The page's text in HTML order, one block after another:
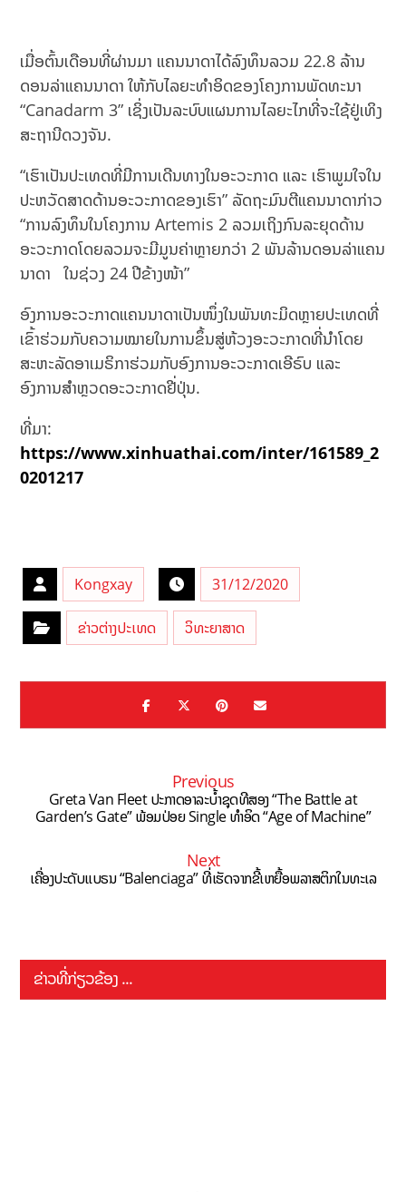
ເມື່ອຕົ້ນເດືອນທີ່ຜ່ານມາ ແຄນນາດາໄດ້ລົງທຶນລວມ 22.8 ລ້ານ
ດອນລ່າແຄນນາດາ ໃຫ້ກັບໄລຍະທຳອິດຂອງໂຄງການພັດທະນາ
“Canadarm 3” ເຊິ່ງເປັນລະບົບແຜນການໄລຍະໄກທີ່ຈະໃຊ້ຢູ່ເທິງ
ສະຖານີດວງຈັນ.
“ເຮົາເປັນປະເທດທີ່ມີການເດີນທາງໃນອະວະກາດ ແລະ ເຮົາພູມໃຈໃນ
ປະຫວັດສາດດ້ານອະວະກາດຂອງເຮົາ” ລັດຖະມົນຕີແຄນນາດາກ່າວ
“ການລົງທຶນໃນໂຄງການ Artemis 2 ລວມເຖິງກົນລະຍຸດດ້ານ
ອະວະກາດໂດຍລວມຈະມີມູນຄ່າຫຼາຍກວ່າ 2 ພັນລ້ານດອນລ່າແຄນ
ນາດາ ໃນຊ່ວງ 24 ປີຂ້າງໜ້າ”
ອົງການອະວະກາດແຄນນາດາເປັນໜຶ່ງໃນພັນທະມິດຫຼາຍປະເທດທີ່
ເຂົ້າຮ່ວມກັບຄວາມໝາຍໃນການຂຶ້ນສູ່ຫ້ວງອະວະກາດທີ່ນຳໂດຍ
ສະຫະລັດອາເມຣິກາຮ່ວມກັບອົງການອະວະກາດເອີຣົບ ແລະ
ອົງການສຳຫຼວດອະວະກາດຢີ່ປຸ່ນ.
ທີ່ມາ:
https://www.xinhuathai.com/inter/161589_2
0201217
Kongxay 31/12/2020
ຂ່າວຕ່າງປະເທດ ວິທະຍາສາດ
Previous
Greta Van Fleet ປະກາດອາລະບ້ຳຊຸດທີສອງ “The Battle at
Garden’s Gate” ພ້ອມປ່ອຍ Single ທຳອິດ “Age of Machine”
Next
ເຄື່ອງປະດັບແບຣນ “Balenciaga” ທີ່ເຮັດຈາກຂີ້ເຫຍື້ອພລາສຕິກໃນທະເລ
ຂ່າວທີ່ກ່ຽວຂ້ອງ ...